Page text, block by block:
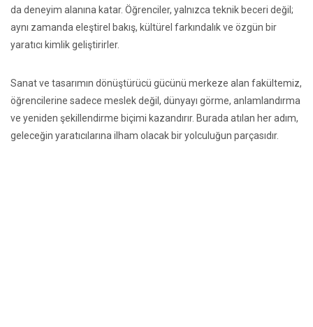
da deneyim alanına katar. Öğrenciler, yalnızca teknik beceri değil;
aynı zamanda eleştirel bakış, kültürel farkındalık ve özgün bir
yaratıcı kimlik geliştirirler.
Sanat ve tasarımın dönüştürücü gücünü merkeze alan fakültemiz,
öğrencilerine sadece meslek değil, dünyayı görme, anlamlandırma
ve yeniden şekillendirme biçimi kazandırır. Burada atılan her adım,
geleceğin yaratıcılarına ilham olacak bir yolculuğun parçasıdır.